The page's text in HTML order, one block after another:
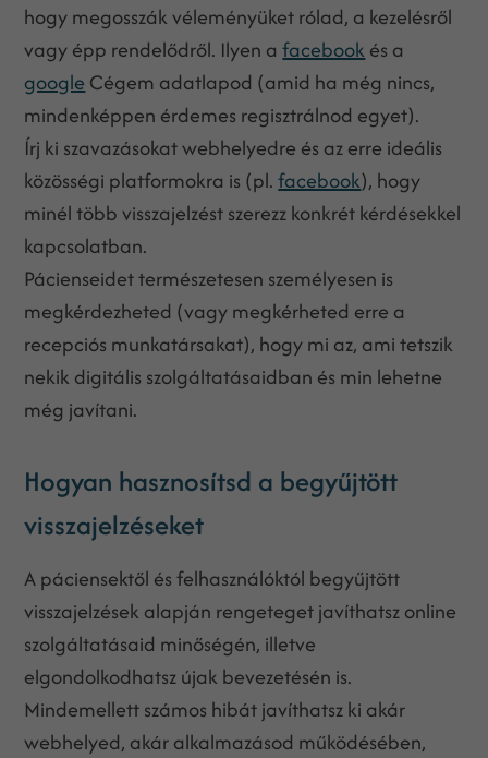
hogy megosszák véleményüket rólad, a kezelésről
vagy épp rendelődről. Ilyen afacebookés a
google Cégem adatlapod (amid ha még nincs,
mindenképpen érdemes regisztrálnod egyet).
Írj ki szavazásokat webhelyedre és az erre ideális
közösségi platformokra is (pl.facebook), hogy
minél több visszajelzést szerezz konkrét kérdésekkel
kapcsolatban.
Pácienseidet természetesen személyesen is
megkérdezheted (vagy megkérheted erre a
recepciós munkatársakat), hogy mi az, ami tetszik
nekik digitális szolgáltatásaidban és min lehetne
még javítani.
Hogyan hasznosítsd a begyűjtött
visszajelzéseket
A páciensektől és felhasználóktól begyűjtött
visszajelzések alapján rengeteget javíthatsz online
szolgáltatásaid minőségén, illetve
elgondolkodhatsz újak bevezetésén is.
Mindemellett számos hibát javíthatsz ki akár
webhelyed, akár alkalmazásod működésében,